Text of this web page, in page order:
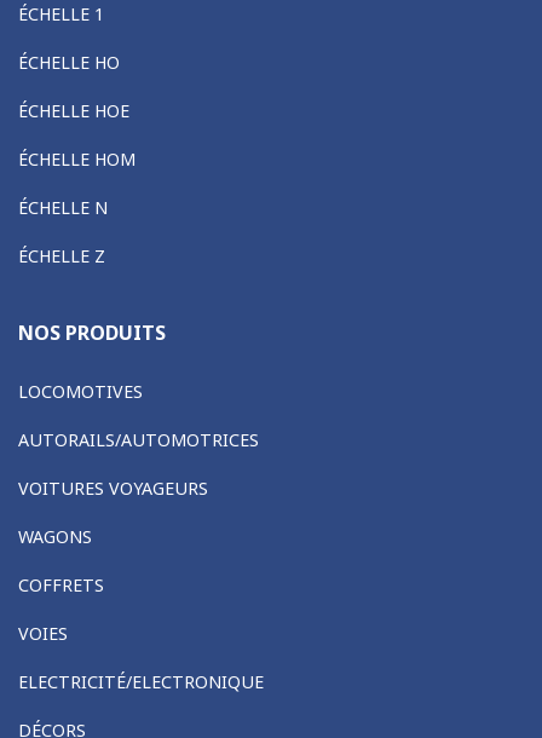
ÉCHELLE 1
ÉCHELLE HO
ÉCHELLE HOE
ÉCHELLE HOM
ÉCHELLE N
ÉCHELLE Z
NOS PRODUITS
LOCOMOTIVES
AUTORAILS/AUTOMOTRICES
VOITURES VOYAGEURS
WAGONS
COFFRETS
VOIES
ELECTRICITÉ/ELECTRONIQUE
DÉCORS